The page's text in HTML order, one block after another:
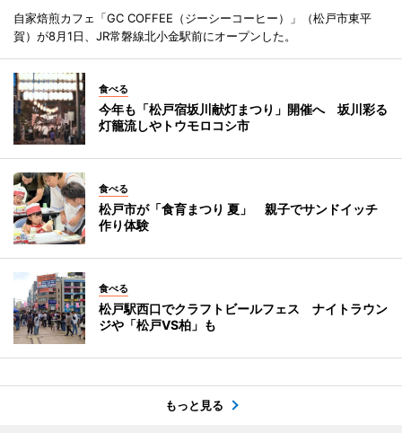
自家焙煎カフェ「GC COFFEE（ジーシーコーヒー）」（松戸市東平
賀）が8月1日、JR常磐線北小金駅前にオープンした。
食べる
今年も「松戸宿坂川献灯まつり」開催へ 坂川彩る
灯籠流しやトウモロコシ市
食べる
松戸市が「食育まつり 夏」 親子でサンドイッチ
作り体験
食べる
松戸駅西口でクラフトビールフェス ナイトラウン
ジや「松戸VS柏」も
もっと見る